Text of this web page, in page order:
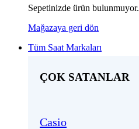
Sepetinizde ürün bulunmuyor.
Mağazaya geri dön
Tüm Saat Markaları
ÇOK SATANLAR
Casio